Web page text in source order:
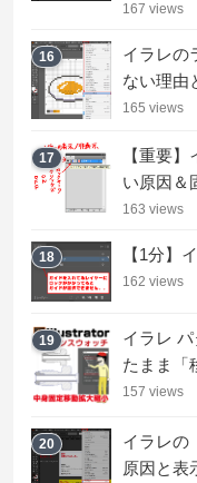
167 views
16
イラレの
ない理由
165 views
17
【重要
い原因＆
163 views
18 【1分】
162 views
19
イラレ
たまま「
157 views
20
イラレの
原因と表